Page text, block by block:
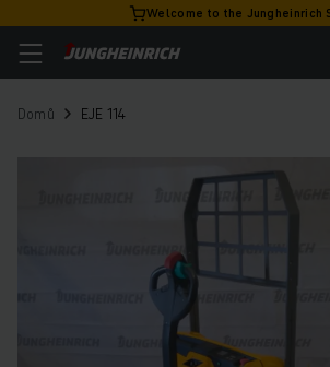
Welcome to the Jungheinrich
Domů EJE 114